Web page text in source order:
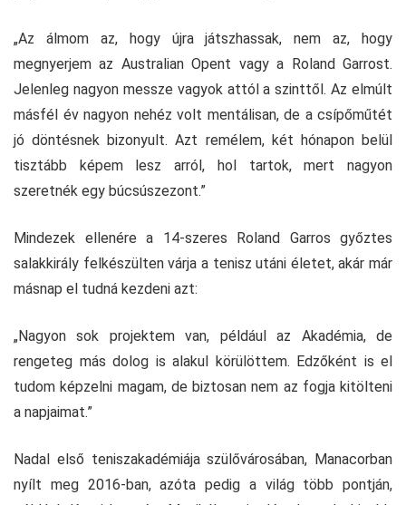
„Az álmom az, hogy újra játszhassak, nem az, hogy
megnyerjem az Australian Opent vagy a Roland Garrost.
Jelenleg nagyon messze vagyok attól a szinttől. Az elmúlt
másfél év nagyon nehéz volt mentálisan, de a csípőműtét
jó döntésnek bizonyult. Azt remélem, két hónapon belül
tisztább képem lesz arról, hol tartok, mert nagyon
szeretnék egy búcsúszezont.”
Mindezek ellenére a 14-szeres Roland Garros győztes
salakkirály felkészülten várja a tenisz utáni életet, akár már
másnap el tudná kezdeni azt:
„Nagyon sok projektem van, például az Akadémia, de
rengeteg más dolog is alakul körülöttem. Edzőként is el
tudom képzelni magam, de biztosan nem az fogja kitölteni
a napjaimat.”
Nadal első teniszakadémiája szülővárosában, Manacorban
nyílt meg 2016-ban, azóta pedig a világ több pontján,